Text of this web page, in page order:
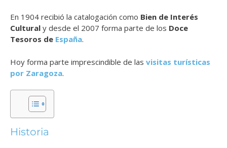
En 1904 recibió la catalogación como Bien de Interés
Cultural y desde el 2007 forma parte de los Doce
Tesoros de España.
Hoy forma parte imprescindible de las visitas turísticas
por Zaragoza.
Historia